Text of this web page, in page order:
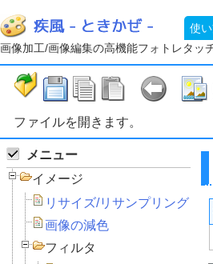
画像加工/画像編集の高機能フォトレタッ
使
ファイルを開きます。
メニュー
イメージ
リサイズ/リサンプリング
画像の減色
フィルタ